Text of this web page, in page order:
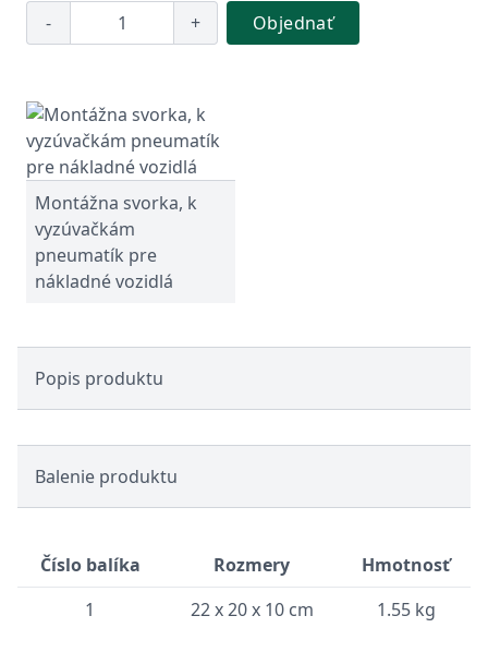
- + Objednať
Montážna svorka, k
vyzúvačkám
pneumatík pre
nákladné vozidlá
Popis produktu
Balenie produktu
Číslo balíka Rozmery
Hmotnosť
1
22 x 20 x 10 cm 1.55 kg